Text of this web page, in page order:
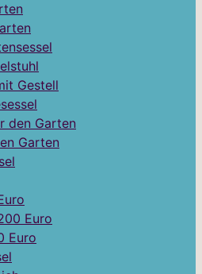
Gestell
den Garten
Garten
Euro
Euro